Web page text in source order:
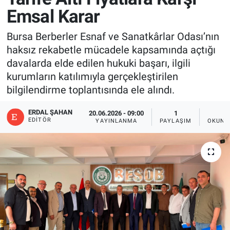
Emsal Karar
Bursa Berberler Esnaf ve Sanatkârlar Odası’nın
haksız rekabetle mücadele kapsamında açtığı
davalarda elde edilen hukuki başarı, ilgili
kurumların katılımıyla gerçekleştirilen
bilgilendirme toplantısında ele alındı.
ERDAL ŞAHAN
EDITÖR
20.06.2026 - 09:00
YAYINLANMA
1
PAYLAŞIM